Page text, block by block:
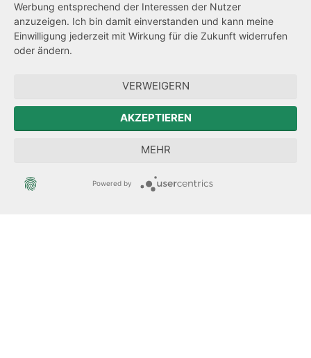
Datenschutz
Transparenzanspruch
Forum Mitteleuropa
Der Sächsische Integrationsbeauftragte
Werbung entsprechend der Interessen der Nutzer
anzuzeigen. Ich bin damit einverstanden und kann meine
Einwilligung jederzeit mit Wirkung für die Zukunft widerrufen
oder ändern.
VERWEIGERN
AKZEPTIEREN
MEHR
Powered by